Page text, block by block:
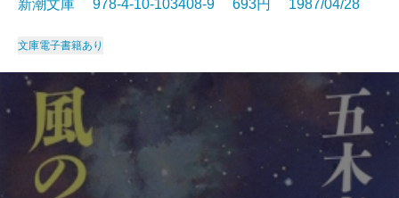
新潮文庫 978-4-10-103408-9 693円 1987/04/28
文庫電子書籍あり